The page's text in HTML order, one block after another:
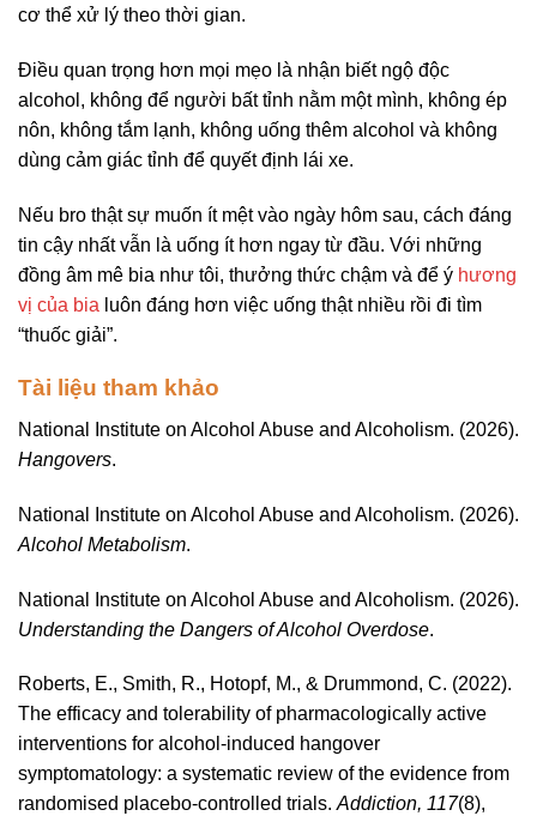
cơ thể xử lý theo thời gian.
Điều quan trọng hơn mọi mẹo là nhận biết ngộ độc
alcohol, không để người bất tỉnh nằm một mình, không ép
nôn, không tắm lạnh, không uống thêm alcohol và không
dùng cảm giác tỉnh để quyết định lái xe.
Nếu bro thật sự muốn ít mệt vào ngày hôm sau, cách đáng
tin cậy nhất vẫn là uống ít hơn ngay từ đầu. Với những
đồng âm mê bia như tôi, thưởng thức chậm và để ý hương
vị của bia luôn đáng hơn việc uống thật nhiều rồi đi tìm
“thuốc giải”.
Tài liệu tham khảo
National Institute on Alcohol Abuse and Alcoholism. (2026).
Hangovers.
National Institute on Alcohol Abuse and Alcoholism. (2026).
Alcohol Metabolism.
National Institute on Alcohol Abuse and Alcoholism. (2026).
Understanding the Dangers of Alcohol Overdose.
Roberts, E., Smith, R., Hotopf, M., & Drummond, C. (2022).
The efficacy and tolerability of pharmacologically active
interventions for alcohol-induced hangover
symptomatology: a systematic review of the evidence from
randomised placebo-controlled trials. Addiction, 117(8),